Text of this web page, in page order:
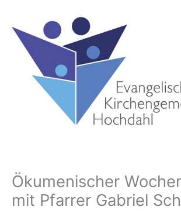
springen
Ökumenischer
mit Pfarrer Gabriel